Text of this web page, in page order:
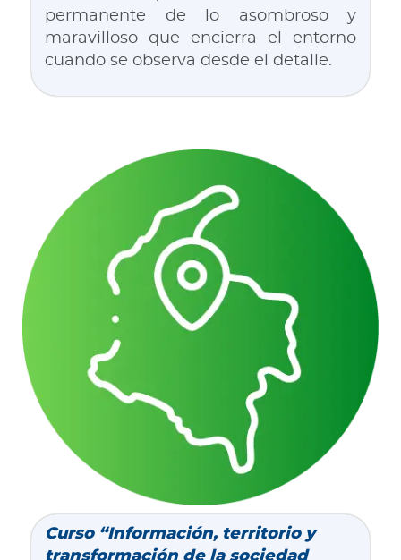
permanente de lo asombroso y
maravilloso que encierra el entorno
cuando se observa desde el detalle.
Curso “Información, territorio y